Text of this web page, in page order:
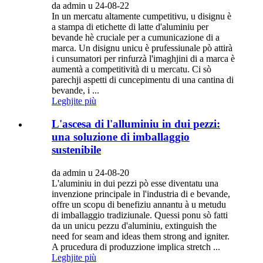
da admin u 24-08-22
In un mercatu altamente cumpetitivu, u disignu è
a stampa di etichette di latte d'aluminiu per
bevande hè cruciale per a cumunicazione di a
marca. Un disignu unicu è prufessiunale pò attirà
i cunsumatori per rinfurzà l'imaghjini di a marca è
aumentà a competitività di u mercatu. Ci sò
parechji aspetti di cuncepimentu di una cantina di
bevande, i ...
Leghjite più
L'ascesa di l'alluminiu in dui pezzi:
una soluzione di imballaggio
sustenibile
da admin u 24-08-20
L'aluminiu in dui pezzi pò esse diventatu una
invenzione principale in l'industria di e bevande,
offre un scopu di benefiziu annantu à u metudu
di imballaggio tradiziunale. Quessi ponu sò fatti
da un unicu pezzu d'aluminiu, extinguish the
need for seam and ideas them strong and igniter.
A prucedura di produzzione implica stretch ...
Leghjite più